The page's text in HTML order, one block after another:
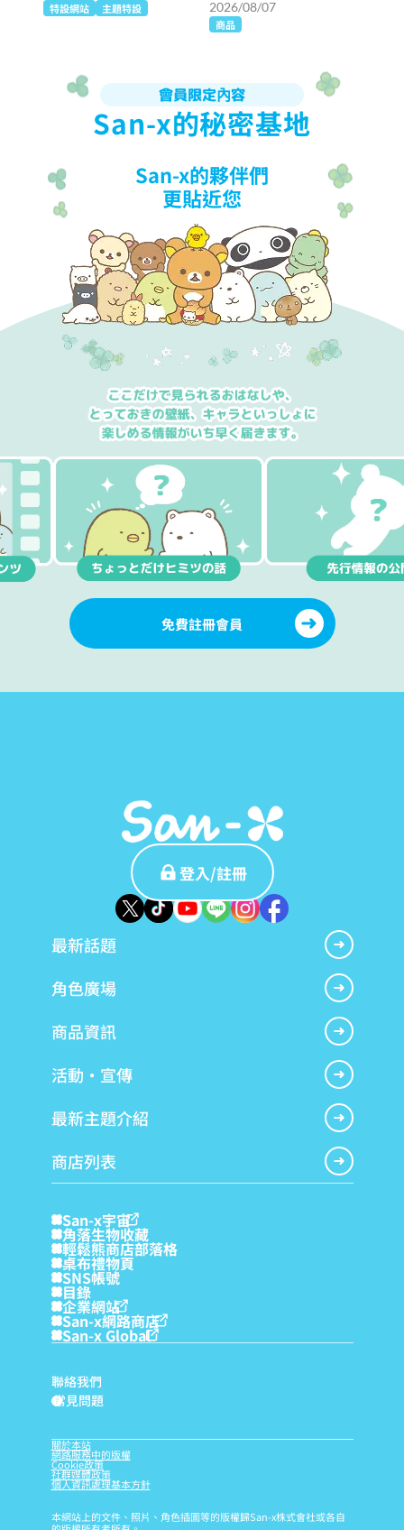
特設網站 主題特設 2026/08/07
商品
會員限定內容
San-x的秘密基地
San-x的夥伴們
更貼近您
免費註冊會員
登入/註冊
最新話題
角色廣場
商品資訊
活動・宣傳
最新主題介紹
商店列表
San-x宇宙
角落生物收藏
輕鬆熊商店部落格
桌布禮物頁
SNS帳號
目錄
企業網站
San-x網路商店
San-x Global
聯絡我們
?
常見問題
關於本站
網路服務中的版權
Cookie政策
社群媒體政策
個人資訊處理基本方針
本網站上的文件、照片、角色插圖等的版權歸San-x株式會社或各自